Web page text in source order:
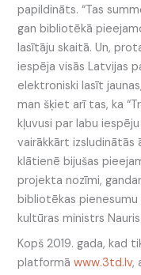
papildināts. “Tas
gan bibliotēkā
lasītāju skaitā. Un,
iespēja visās Latvijas
elektroniski lasīt
man šķiet arī tas, ka
kļuvusi par labu
vairākkārt
klātienē bijušas
projekta nozīmi,
bibliotēkas pienesumu
kultūras ministrs
Kopš 2019. gada, kad
platformāwww.3td.lv,